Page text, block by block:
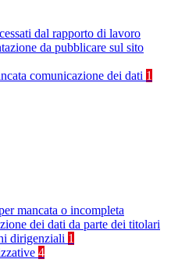
dal rapporto di lavoro
da pubblicare sul sito
comunicazione dei dati 1
mancata o incompleta
dei dati da parte dei titolari
dirigenziali 1
4